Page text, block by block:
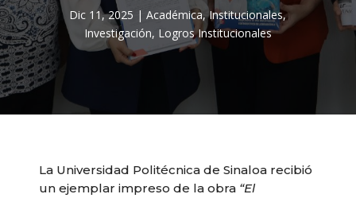
Dic 11, 2025 |Académica,Institucionales,
Investigación, Logros Institucionales
La Universidad Politécnica de Sinaloa recibió
un ejemplar impreso de la obra “El